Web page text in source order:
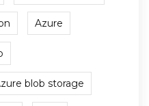
Azure
blob storage